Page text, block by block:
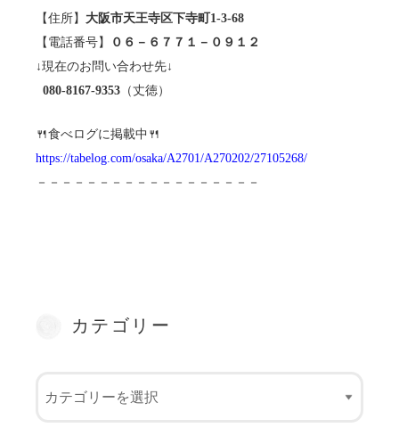
【住所】 大阪市天王寺区下寺町1-3-68
【電話番号】
０６－６７７１－０９１２
↓現在のお問い合わせ先↓
080-8167-9353 （丈徳）
🍴食べログに掲載中🍴
https://tabelog.com/osaka/A2701/A270202/27105268/
－－－－－－－－－－－－－－－－－－
カテゴリー